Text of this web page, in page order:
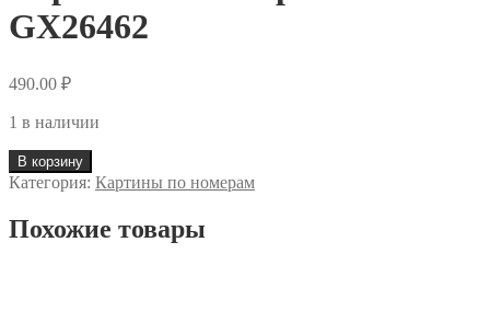
GX26462
490.00 ₽
1 в наличии
В корзину
Категория: Картины по номерам
Похожие товары